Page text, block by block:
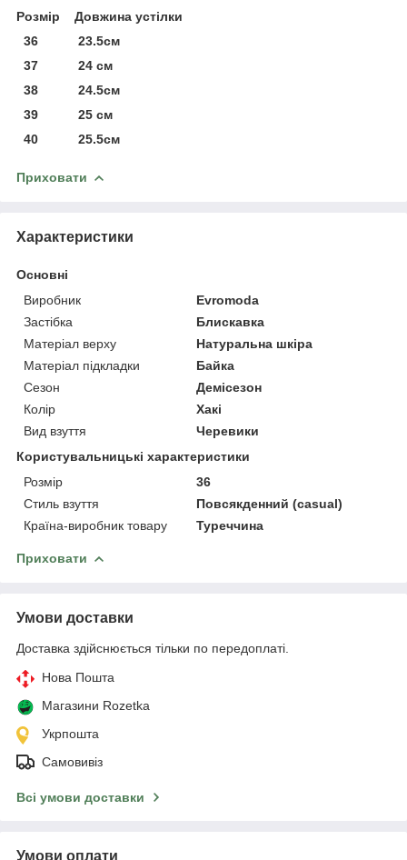
Розмір Довжина устілки
36 23.5см
37 24 см
38 24.5см
39 25 см
40 25.5см
Приховати
Характеристики
Основні
Виробник
Evromoda
Застібка
Блискавка
Матеріал верху
Натуральна шкіра
Матеріал підкладки
Байка
Сезон
Демісезон
Колір
Хакі
Вид взуття
Черевики
Користувальницькі характеристики
Розмір
36
Стиль взуття
Повсякденний (casual)
Країна-виробник товару
Туреччина
Приховати
Умови доставки
Доставка здійснюється тільки по передоплаті.
Нова Пошта
Магазини Rozetka
Укрпошта
Самовивіз
Всі умови доставки
Умови оплати